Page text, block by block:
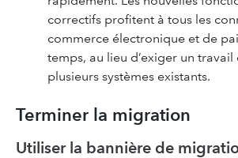
correctifs profitent à tous les
commerce électronique et de
temps, au lieu d’exiger un travail
plusieurs systèmes existants.
Terminer la migration
Utiliser la bannière de